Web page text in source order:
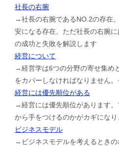
社長の右腕
→社長の右腕であるNO.2の存在
安になる存在。ただ社長の右腕
の成功と失敗を解説します
経営について
→経営学は6つの分野の寄せ集め
をカバーしなければなりません
経営には優先順位がある
→経営には優先順位があります。
から手をつけるのかがカギになり
ビジネスモデル
→ビジネスモデルを考えるとき